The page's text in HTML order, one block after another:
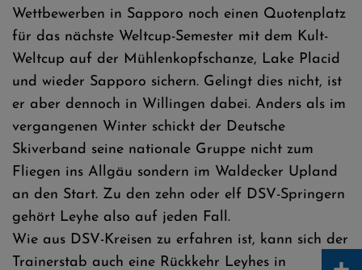
Wettbewerben in Sapporo noch einen Quotenplatz
für das nächste Weltcup-Semester mit dem Kult-
Weltcup auf der Mühlenkopfschanze, Lake Placid
und wieder Sapporo sichern. Gelingt dies nicht, ist
er aber dennoch in Willingen dabei. Anders als im
vergangenen Winter schickt der Deutsche
Skiverband seine nationale Gruppe nicht zum
Fliegen ins Allgäu sondern im Waldecker Upland
an den Start. Zu den zehn oder elf DSV-Springern
gehört Leyhe also auf jeden Fall.
Wie aus DSV-Kreisen zu erfahren ist, kann sich der
Trainerstab auch eine Rückkehr Leyhes in